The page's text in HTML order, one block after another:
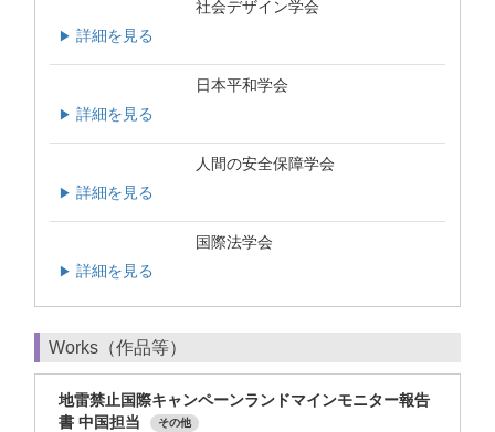
社会デザイン学会
▶ 詳細を見る
日本平和学会
▶ 詳細を見る
人間の安全保障学会
▶ 詳細を見る
国際法学会
▶ 詳細を見る
Works（作品等）
地雷禁止国際キャンペーンランドマインモニター報告
書 中国担当
その他